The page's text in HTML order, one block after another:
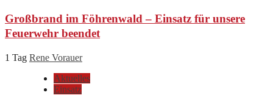
Großbrand im Föhrenwald – Einsatz für unsere
Feuerwehr beendet
1 Tag Rene Vorauer
Aktuelles
Einsatz